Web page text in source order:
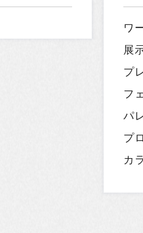
ワ
展
プ
フ
パ
プ
カ